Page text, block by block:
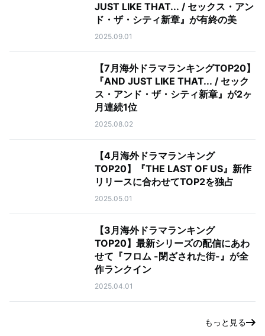
JUST LIKE THAT... / セックス・アン
ド・ザ・シティ新章』が有終の美
2025.09.01
【7月海外ドラマランキングTOP20】
『AND JUST LIKE THAT... / セック
ス・アンド・ザ・シティ新章』が2ヶ
月連続1位
2025.08.02
【4月海外ドラマランキング
TOP20】『THE LAST OF US』新作
リリースに合わせてTOP2を独占
2025.05.01
【3月海外ドラマランキング
TOP20】最新シリーズの配信にあわ
せて『フロム -閉ざされた街-』が全
作ランクイン
2025.04.01
もっと見る